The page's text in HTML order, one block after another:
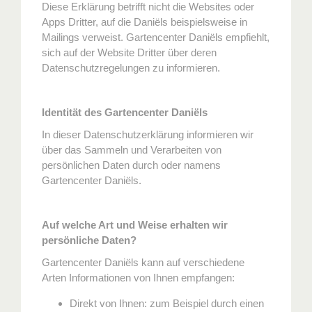
Diese Erklärung betrifft nicht die Websites oder
Apps Dritter, auf die Daniëls beispielsweise in
Mailings verweist. Gartencenter Daniëls empfiehlt,
sich auf der Website Dritter über deren
Datenschutzregelungen zu informieren.
Identität des Gartencenter Daniëls
In dieser Datenschutzerklärung informieren wir
über das Sammeln und Verarbeiten von
persönlichen Daten durch oder namens
Gartencenter Daniëls.
Auf welche Art und Weise erhalten wir
persönliche Daten?
Gartencenter Daniëls kann auf verschiedene
Arten Informationen von Ihnen empfangen:
Direkt von Ihnen: zum Beispiel durch einen